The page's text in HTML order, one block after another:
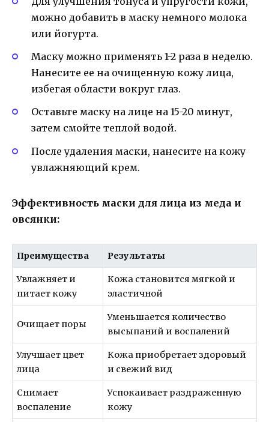
можно добавить в маску немного молока
или йогурта.
Маску можно применять 1-2 раза в неделю.
Нанесите ее на очищенную кожу лица,
избегая области вокруг глаз.
Оставьте маску на лице на 15-20 минут,
затем смойте теплой водой.
После удаления маски, нанесите на кожу
увлажняющий крем.
Эффективность маски для лица из меда и
овсянки:
Преимущества Результаты
Увлажняет и
питает кожу
Кожа становится мягкой и
эластичной
Очищает поры
Уменьшается количество
высыпаний и воспалений
Улучшает цвет
лица
Кожа приобретает здоровый
и свежий вид
Снимает
воспаление
Успокаивает раздраженную
кожу